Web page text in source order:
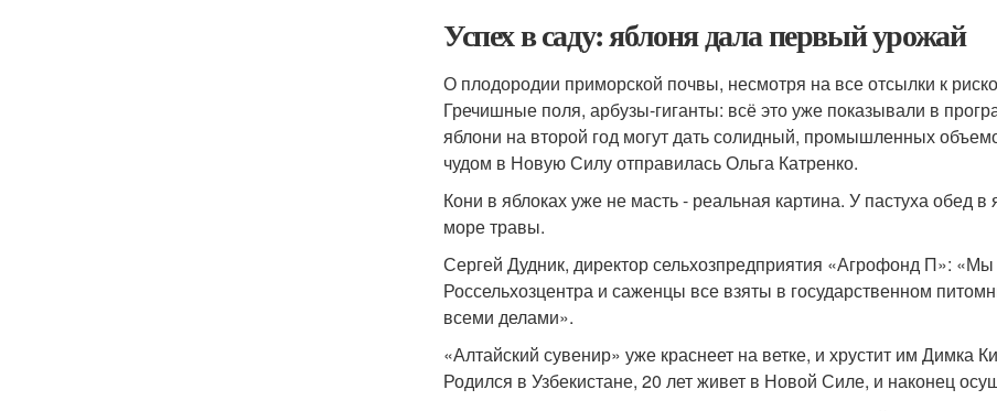
Успех в саду: яблоня дала первый урожай
О плодородии приморской почвы, несмотря на все отсылки к
Гречишные поля, арбузы-гиганты: всё это уже показывали в
яблони на второй год могут дать солидный, промышленных
чудом в Новую Силу отправилась Ольга Катренко.
Кони в яблоках уже не масть - реальная картина. У пастуха обед
море травы.
Сергей Дудник, директор сельхозпредприятия «Агрофонд П»:
Россельхозцентра и саженцы все взяты в государственном
всеми делами».
«Алтайский сувенир» уже краснеет на ветке, и хрустит им Димка
Родился в Узбекистане, 20 лет живет в Новой Силе, и наконец